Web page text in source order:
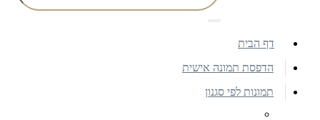
דף הבית
הדפסת תמונה אישית
תמונות לפי סגנון